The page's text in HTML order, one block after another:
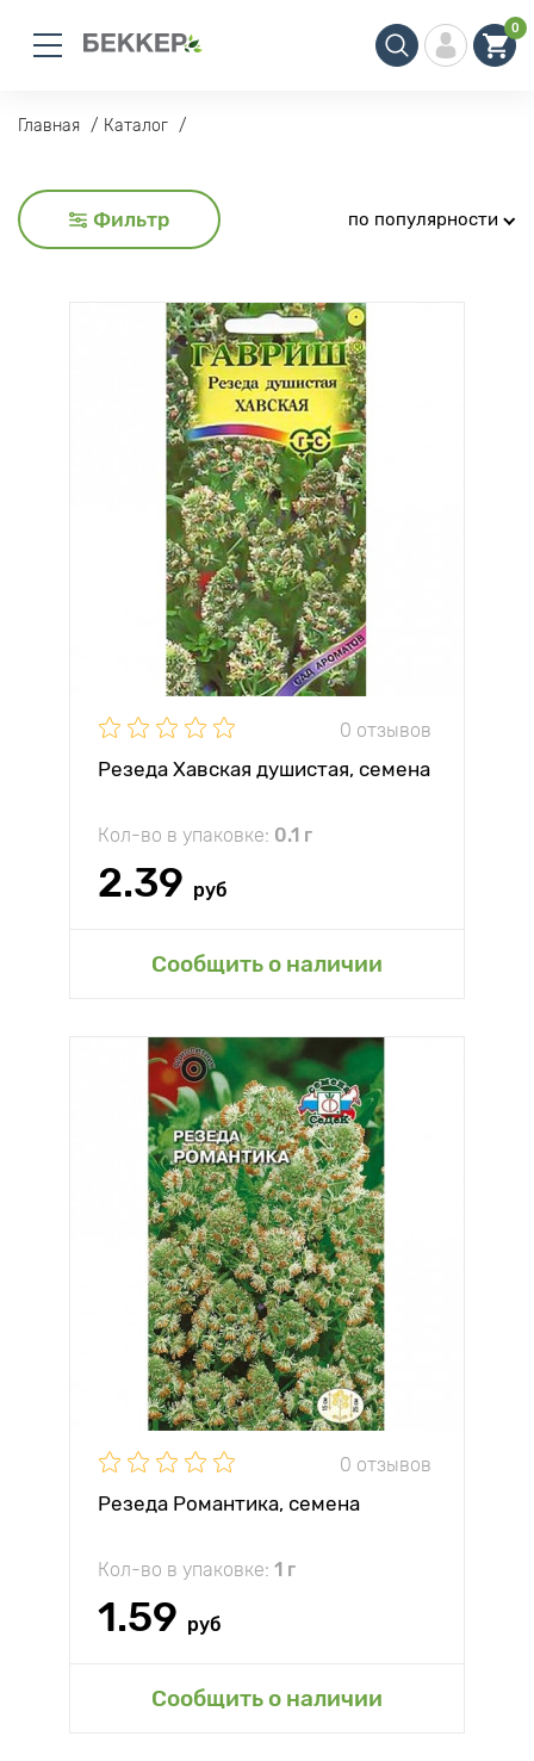
0
Главная Каталог
Фильтр по популярности
0 отзывов
Резеда Хавская душистая, семена
Кол-во в упаковке: 0.1 г
2.39 руб
Сообщить о наличии
0 отзывов
Резеда Романтика, семена
Кол-во в упаковке: 1 г
1.59 руб
Сообщить о наличии